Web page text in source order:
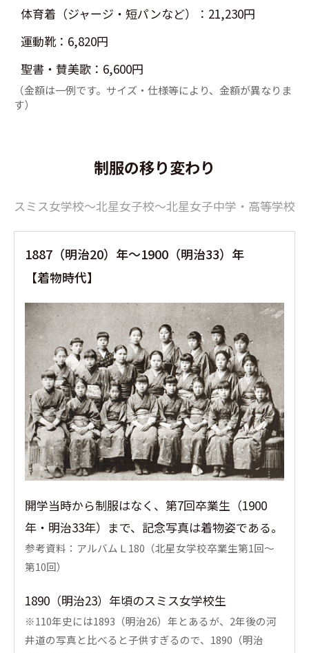
体育着（ジャージ・短パンなど）：21,230円
運動靴：6,820円
聖書・賛美歌：6,600円
（金額は一例です。サイズ・仕様等により、金額が異なりま
す）
制服の移り変わり
スミス女学校〜北星女子校〜北星女子中学・高等学校
1887（明治20）年〜1900（明治33）年
【着物時代】
開学当時から制服はなく、第7回卒業生（1900
年・明治33年）まで、記念写真は着物姿である。
参考資料：アルバムＬ180（北星女学校卒業生第1回〜
第10回）
1890（明治23）年頃のスミス女学校生
※110年史には1893（明治26）年とあるが、2年後の河
井道の写真と比べると子供すぎるので、1890（明治